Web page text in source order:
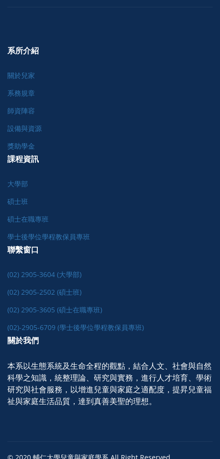
系所介紹
關於兒家
系務規章
師資陣容
設備與資源
獎助學金
課程資訊
大學部
碩士班
碩士在職專班
學士後學位學程教保員專班
聯繫窗口
(02) 2905-3604 (大學部)
(02) 2905-2502 (碩士班)
(02) 2905-3605 (碩士在職專班)
(02)-2905-6709 (學士後學位學程教保員專班)
關於我們
本系以生態系統及生命全程的觀點，結合人文、社會與自然
科學之知識，統整理論、研究與實務，進行人才培育、學術
研究與社會服務，以增進兒童與家庭之適配度，提昇兒童福
祉與家庭生活品質，達到真善美聖的理想。
© 2020 輔仁大學兒童與家庭學系 All Right Reserved.